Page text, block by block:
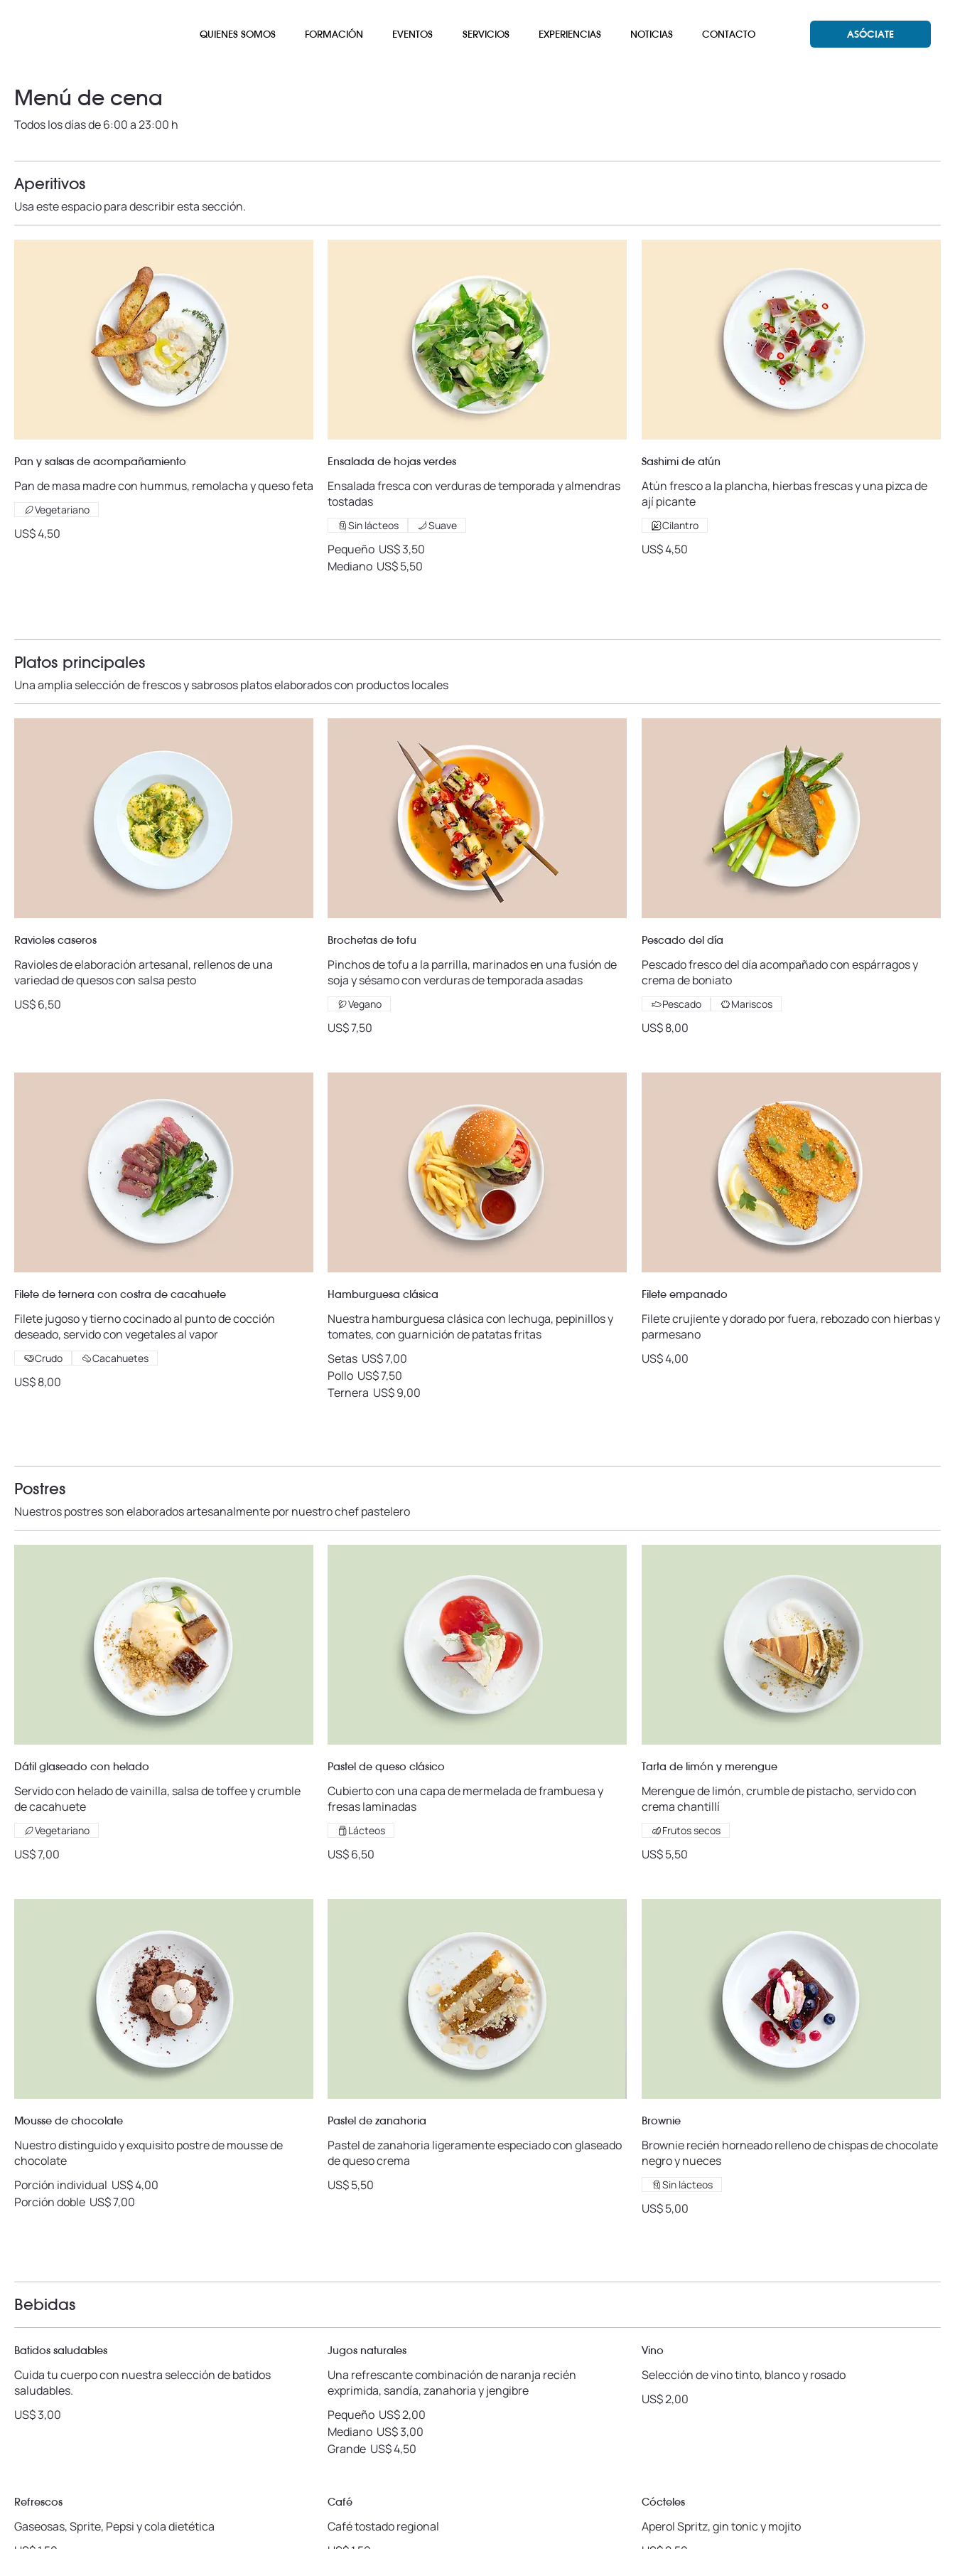
QUIENES SOMOS FORMACIÓN EVENTOS SERVICIOS EXPERIENCIAS NOTICIAS CONTACTO ASÓCIATE
Menú de cena
Todos los días de 6:00 a 23:00 h
Aperitivos
Usa este espacio para describir esta sección.
Pan y salsas de acompañamiento
Pan de masa madre con hummus, remolacha y queso feta
US$ 4,50
Vegetariano
Ensalada de hojas verdes
Ensalada fresca con verduras de temporada y almendras
tostadas
Pequeño US$ 3,50
Mediano US$ 5,50
Sin lácteos Suave
Sashimi de atún
Atún fresco a la plancha, hierbas frescas y una pizca de
ají picante
US$ 4,50
Cilantro
Platos principales
Una amplia selección de frescos y sabrosos platos elaborados con productos locales
Ravioles caseros
Ravioles de elaboración artesanal, rellenos de una
variedad de quesos con salsa pesto
US$ 6,50
Brochetas de tofu
Pinchos de tofu a la parrilla, marinados en una fusión de
soja y sésamo con verduras de temporada asadas
US$ 7,50
Vegano
Pescado del día
Pescado fresco del día acompañado con espárragos y
crema de boniato
US$ 8,00
Pescado Mariscos
Filete de ternera con costra de cacahuete
Filete jugoso y tierno cocinado al punto de cocción
deseado, servido con vegetales al vapor
US$ 8,00
Crudo Cacahuetes
Hamburguesa clásica
Nuestra hamburguesa clásica con lechuga, pepinillos y
tomates, con guarnición de patatas fritas
Setas US$ 7,00
Pollo US$ 7,50
Ternera US$ 9,00
Filete empanado
Filete crujiente y dorado por fuera, rebozado con hierbas y
parmesano
US$ 4,00
Postres
Nuestros postres son elaborados artesanalmente por nuestro chef pastelero
Dátil glaseado con helado
Servido con helado de vainilla, salsa de toffee y crumble
de cacahuete
US$ 7,00
Vegetariano
Pastel de queso clásico
Cubierto con una capa de mermelada de frambuesa y
fresas laminadas
US$ 6,50
Lácteos
Tarta de limón y merengue
Merengue de limón, crumble de pistacho, servido con
crema chantillí
US$ 5,50
Frutos secos
Mousse de chocolate
Nuestro distinguido y exquisito postre de mousse de
chocolate
Porción individual US$ 4,00
Porción doble US$ 7,00
Pastel de zanahoria
Pastel de zanahoria ligeramente especiado con glaseado
de queso crema
US$ 5,50
Brownie
Brownie recién horneado relleno de chispas de chocolate
negro y nueces
US$ 5,00
Sin lácteos
Bebidas
Batidos saludables
Cuida tu cuerpo con nuestra selección de batidos
saludables.
US$ 3,00
Jugos naturales
Una refrescante combinación de naranja recién
exprimida, sandía, zanahoria y jengibre
Pequeño US$ 2,00
Mediano US$ 3,00
Grande US$ 4,50
Vino
Selección de vino tinto, blanco y rosado
US$ 2,00
Refrescos
Gaseosas, Sprite, Pepsi y cola dietética
Café
Café tostado regional
Cócteles
Aperol Spritz, gin tonic y mojito